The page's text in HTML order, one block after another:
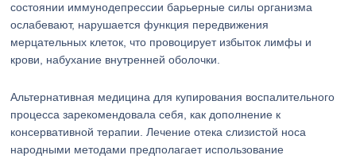
состоянии иммунодепрессии барьерные силы организма
ослабевают, нарушается функция передвижения
мерцательных клеток, что провоцирует избыток лимфы и
крови, набухание внутренней оболочки.
Альтернативная медицина для купирования воспалительного
процесса зарекомендовала себя, как дополнение к
консервативной терапии. Лечение отека слизистой носа
народными методами предполагает использование